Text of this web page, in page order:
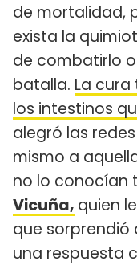
de mortalidad,
exista la
de combatirlo
batalla. La
los intestinos
alegró las
mismo a
no lo conocían
Vicuña, quien
que sorprendió
una respuesta